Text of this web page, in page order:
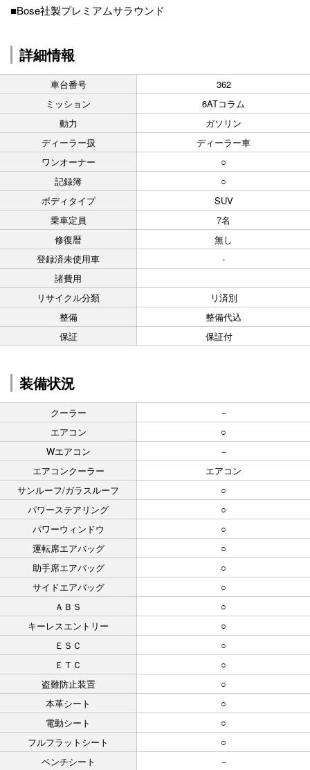
■Bose社製プレミアムサラウンド
詳細情報
車台番号
362
ミッション
6ATコラム
動力
ガソリン
ディーラー扱
ディーラー車
ワンオーナー
○
記録簿
○
ボディタイプ
SUV
乗車定員
7名
修復暦
無し
登録済未使用車
-
諸費用
リサイクル分類
リ済別
整備
整備代込
保証
保証付
装備状況
クーラー
－
エアコン
○
Wエアコン
－
エアコンクーラー
エアコン
サンルーフ/ガラスルーフ
○
パワーステアリング
○
パワーウィンドウ
○
運転席エアバッグ
○
助手席エアバッグ
○
サイドエアバッグ
○
ＡＢＳ
○
キーレスエントリー
○
ＥＳＣ
○
ＥＴＣ
○
盗難防止装置
○
本革シート
○
電動シート
○
フルフラットシート
○
ベンチシート
－